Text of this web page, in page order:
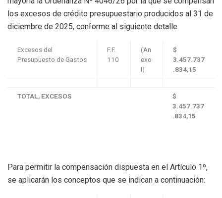
los excesos de crédito presupuestario producidos al 31 de
diciembre de 2025, conforme al siguiente detalle:
Excesos del
Presupuesto de Gastos
F.F.
110
(An
exo
I)
$
3.457.737
.834,15
TOTAL, EXCESOS
$
3.457.737
.834,15
Para permitir la compensación dispuesta en el Artículo 1º,
se aplicarán los conceptos que se indican a continuación: